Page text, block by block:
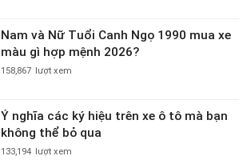
Nam và Nữ Tuổi Canh Ngọ 1990 mua xe
màu gì hợp mệnh 2026?
158,867 lượt xem
Ý nghĩa các ký hiệu trên xe ô tô mà bạn
không thể bỏ qua
133,194 lượt xem